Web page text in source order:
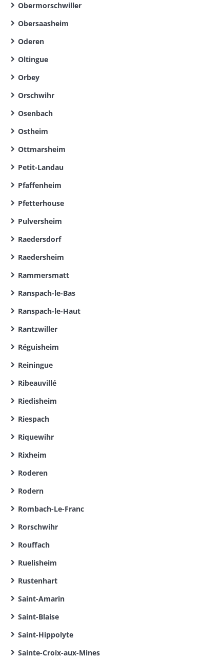
Obermorschwiller
Obersaasheim
Oderen
Oltingue
Orbey
Orschwihr
Osenbach
Ostheim
Ottmarsheim
Petit-Landau
Pfaffenheim
Pfetterhouse
Pulversheim
Raedersdorf
Raedersheim
Rammersmatt
Ranspach-le-Bas
Ranspach-le-Haut
Rantzwiller
Réguisheim
Reiningue
Ribeauvillé
Riedisheim
Riespach
Riquewihr
Rixheim
Roderen
Rodern
Rombach-Le-Franc
Rorschwihr
Rouffach
Ruelisheim
Rustenhart
Saint-Amarin
Saint-Blaise
Saint-Hippolyte
Sainte-Croix-aux-Mines